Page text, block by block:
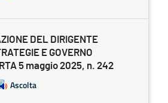
DEL DIRIGENTE
E GOVERNO
5 maggio 2025, n. 242
Ascolta